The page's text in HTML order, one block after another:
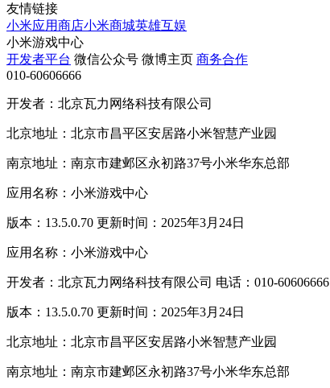
友情链接
小米应用商店小米商城英雄互娱
小米游戏中心
开发者平台 微信公众号 微博主页 商务合作
010-60606666
开发者：北京瓦力网络科技有限公司
北京地址：北京市昌平区安居路小米智慧产业园
南京地址：南京市建邺区永初路37号小米华东总部
应用名称：小米游戏中心
版本：13.5.0.70 更新时间：2025年3月24日
应用名称：小米游戏中心
开发者：北京瓦力网络科技有限公司 电话：010-60606666
版本：13.5.0.70 更新时间：2025年3月24日
北京地址：北京市昌平区安居路小米智慧产业园
南京地址：南京市建邺区永初路37号小米华东总部